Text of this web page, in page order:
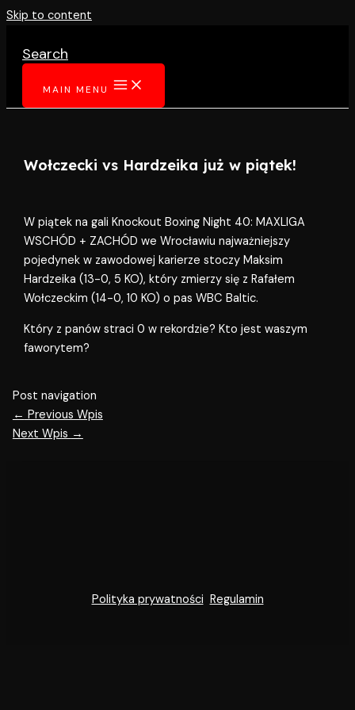
Skip to content
Search
MAIN MENU
Wołczecki vs Hardzeika już w piątek!
W piątek na gali Knockout Boxing Night 40: MAXLIGA
WSCHÓD + ZACHÓD we Wrocławiu najważniejszy
pojedynek w zawodowej karierze stoczy Maksim
Hardzeika (13-0, 5 KO), który zmierzy się z Rafałem
Wołczeckim (14-0, 10 KO) o pas WBC Baltic.
Który z panów straci 0 w rekordzie? Kto jest waszym
faworytem?
Post navigation
← Previous Wpis
Next Wpis →
Polityka prywatności Regulamin